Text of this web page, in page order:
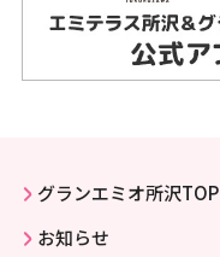
グランエミオ所沢TOP
お知らせ